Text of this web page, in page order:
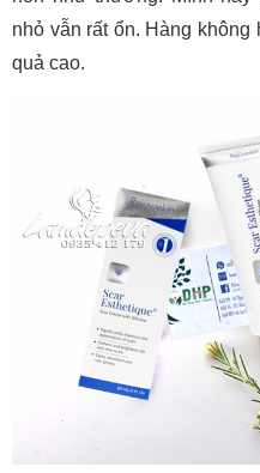
nhỏ vẫn rất ổn. Hàng
quả cao.